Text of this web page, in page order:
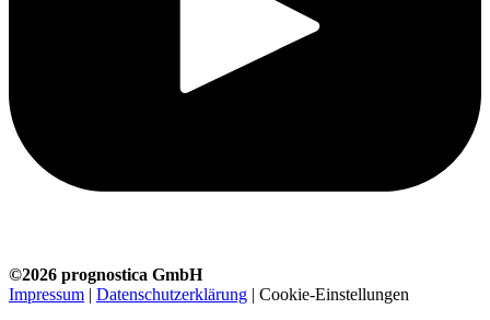
©2026 prognostica GmbH
Impressum | Datenschutzerklärung | Cookie-Einstellungen